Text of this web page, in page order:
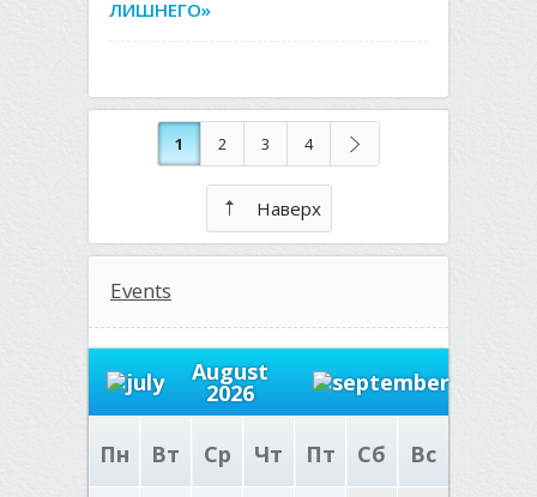
ЛИШНЕГО»
1 2 3 4
Наверх
Events
August
2026
Пн Вт Ср Чт Пт Сб Вс